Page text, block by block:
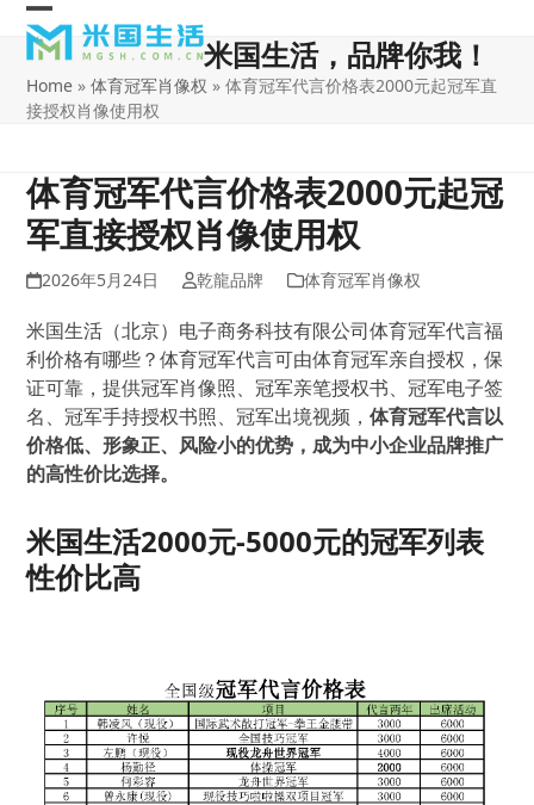
Skip
content
Open
mobile
menu
Close
mobile
menu
米国生活，品牌你我！
Home »体育冠军肖像权 »体育冠军代言价格表2000元起冠军直
接授权肖像使用权
体育冠军代言价格表2000元起冠
军直接授权肖像使用权
2026年5月24日 乾龍品牌 体育冠军肖像权
米国生活（北京）电子商务科技有限公司体育冠军代言福
利价格有哪些？体育冠军代言可由体育冠军亲自授权，保
证可靠，提供冠军肖像照、冠军亲笔授权书、冠军电子签
名、冠军手持授权书照、冠军出境视频，体育冠军代言以
价格低、形象正、风险小的优势，成为中小企业品牌推广
的高性价比选择。
米国生活2000元-5000元的冠军列表
性价比高